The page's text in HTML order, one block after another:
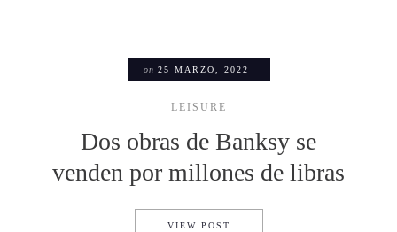
on 25 MARZO, 2022
LEISURE
Dos obras de Banksy se
venden por millones de libras
VIEW POST